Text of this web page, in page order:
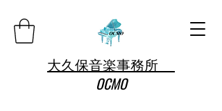
大久保音楽事務所
OCMO